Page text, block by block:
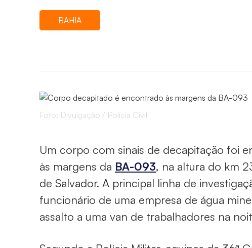
BAHIA
Foto: Divulgação / Polícia Civil
Um corpo com sinais de decapitação foi
às margens da BA-093, na altura do km
de Salvador. A principal linha de
funcionário de uma empresa de água
assalto a uma van de trabalhadores na